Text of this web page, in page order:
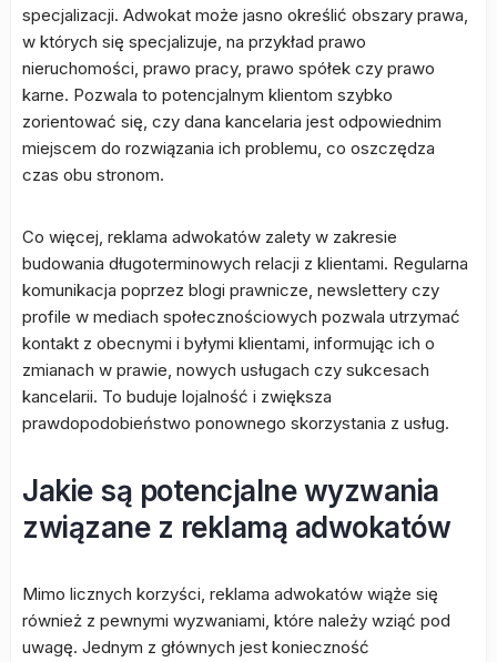
specjalizacji. Adwokat może jasno określić obszary prawa,
w których się specjalizuje, na przykład prawo
nieruchomości, prawo pracy, prawo spółek czy prawo
karne. Pozwala to potencjalnym klientom szybko
zorientować się, czy dana kancelaria jest odpowiednim
miejscem do rozwiązania ich problemu, co oszczędza
czas obu stronom.
Co więcej, reklama adwokatów zalety w zakresie
budowania długoterminowych relacji z klientami. Regularna
komunikacja poprzez blogi prawnicze, newslettery czy
profile w mediach społecznościowych pozwala utrzymać
kontakt z obecnymi i byłymi klientami, informując ich o
zmianach w prawie, nowych usługach czy sukcesach
kancelarii. To buduje lojalność i zwiększa
prawdopodobieństwo ponownego skorzystania z usług.
Jakie są potencjalne wyzwania
związane z reklamą adwokatów
Mimo licznych korzyści, reklama adwokatów wiąże się
również z pewnymi wyzwaniami, które należy wziąć pod
uwagę. Jednym z głównych jest konieczność